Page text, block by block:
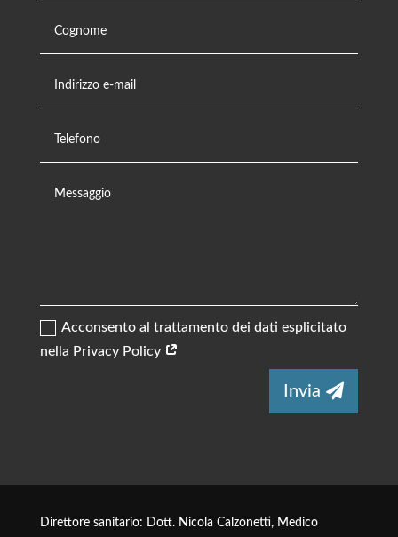
Acconsento al trattamento dei dati esplicitato
nella Privacy Policy
Invia
Direttore sanitario: Dott. Nicola Calzonetti, Medico